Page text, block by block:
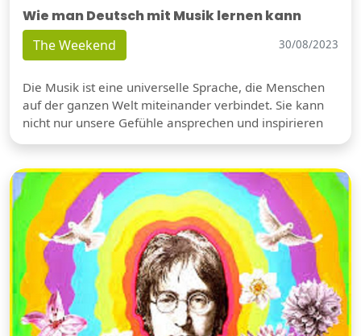
Wie man Deutsch mit Musik lernen kann
The Weekend 30/08/2023
Die Musik ist eine universelle Sprache, die Menschen
auf der ganzen Welt miteinander verbindet. Sie kann
nicht nur unsere Gefühle ansprechen und inspirieren